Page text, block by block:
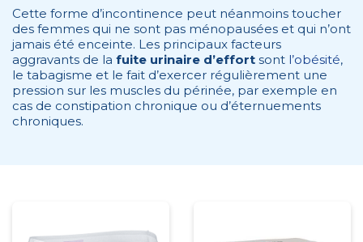
Cette forme d’incontinence peut néanmoins toucher
des femmes qui ne sont pas ménopausées et qui n’ont
jamais été enceinte. Les principaux facteurs
aggravants de la fuite urinaire d’effort sont l’obésité,
le tabagisme et le fait d’exercer régulièrement une
pression sur les muscles du périnée, par exemple en
cas de constipation chronique ou d’éternuements
chroniques.